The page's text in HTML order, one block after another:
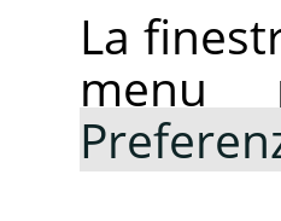
La
menu